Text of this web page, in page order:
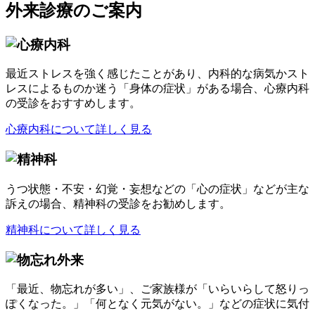
外来診療のご案内
最近ストレスを強く感じたことがあり、内科的な病気かスト
レスによるものか迷う「身体の症状」がある場合、心療内科
の受診をおすすめします。
心療内科について詳しく見る
うつ状態・不安・幻覚・妄想などの「心の症状」などが主な
訴えの場合、精神科の受診をお勧めします。
精神科について詳しく見る
「最近、物忘れが多い」、ご家族様が「いらいらして怒りっ
ぽくなった。」「何となく元気がない。」などの症状に気付